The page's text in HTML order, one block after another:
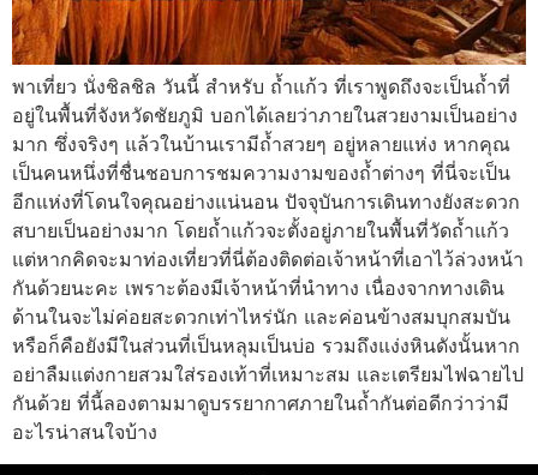
พาเที่ยว นั่งชิลชิล วันนี้ สำหรับ ถ้ำแก้ว ที่เราพูดถึงจะเป็นถ้ำที่
อยู่ในพื้นที่จังหวัดชัยภูมิ บอกได้เลยว่าภายในสวยงามเป็นอย่าง
มาก ซึ่งจริงๆ แล้วในบ้านเรามีถ้ำสวยๆ อยู่หลายแห่ง หากคุณ
เป็นคนหนึ่งที่ชื่นชอบการชมความงามของถ้ำต่างๆ ที่นี่จะเป็น
อีกแห่งที่โดนใจคุณอย่างแน่นอน ปัจจุบันการเดินทางยังสะดวก
สบายเป็นอย่างมาก โดยถ้ำแก้วจะตั้งอยู่ภายในพื้นที่วัดถ้ำแก้ว
แต่หากคิดจะมาท่องเที่ยวที่นี่ต้องติดต่อเจ้าหน้าที่เอาไว้ล่วงหน้า
กันด้วยนะคะ เพราะต้องมีเจ้าหน้าที่นำทาง เนื่องจากทางเดิน
ด้านในจะไม่ค่อยสะดวกเท่าไหร่นัก และค่อนข้างสมบุกสมบัน
หรือก็คือยังมีในส่วนที่เป็นหลุมเป็นบ่อ รวมถึงแง่งหินดังนั้นหาก
อย่าลืมแต่งกายสวมใส่รองเท้าที่เหมาะสม และเตรียมไฟฉายไป
กันด้วย ที่นี้ลองตามมาดูบรรยากาศภายในถ้ำกันต่อดีกว่าว่ามี
อะไรน่าสนใจบ้าง